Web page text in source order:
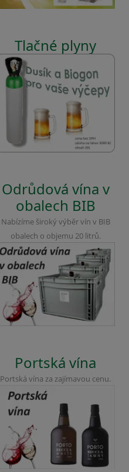
Tlačné plyny
Odrůdová vína v
obalech BIB
Nabízíme široký výběr vín v BIB
obalech o objemu 20 litrů.
Portská vína
Portská vína za zajímavou cenu.